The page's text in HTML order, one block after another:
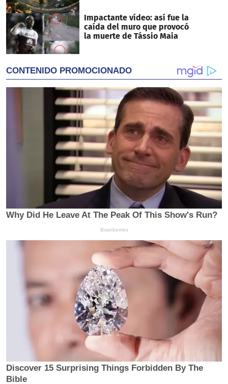
Impactante vídeo: así fue la
caída del muro que provocó
la muerte de Tássio Maia